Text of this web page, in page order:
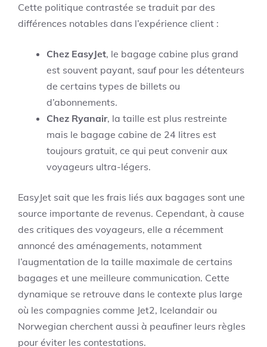
Cette politique contrastée se traduit par des
différences notables dans l’expérience client :
Chez EasyJet, le bagage cabine plus grand
est souvent payant, sauf pour les détenteurs
de certains types de billets ou
d’abonnements.
Chez Ryanair, la taille est plus restreinte
mais le bagage cabine de 24 litres est
toujours gratuit, ce qui peut convenir aux
voyageurs ultra-légers.
EasyJet sait que les frais liés aux bagages sont une
source importante de revenus. Cependant, à cause
des critiques des voyageurs, elle a récemment
annoncé des aménagements, notamment
l’augmentation de la taille maximale de certains
bagages et une meilleure communication. Cette
dynamique se retrouve dans le contexte plus large
où les compagnies comme Jet2, Icelandair ou
Norwegian cherchent aussi à peaufiner leurs règles
pour éviter les contestations.